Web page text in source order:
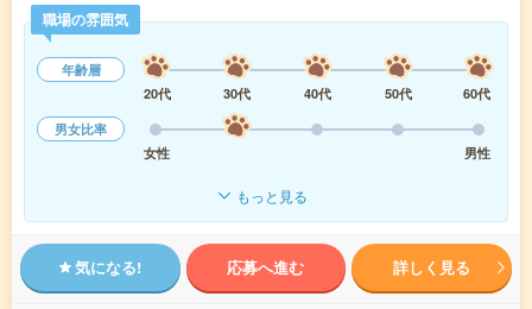
職場の雰囲気
年齢層
20代
30代 40代 50代
60代
男女比率
女性
男性
もっと見る
気になる! 応募へ進む 詳しく見る